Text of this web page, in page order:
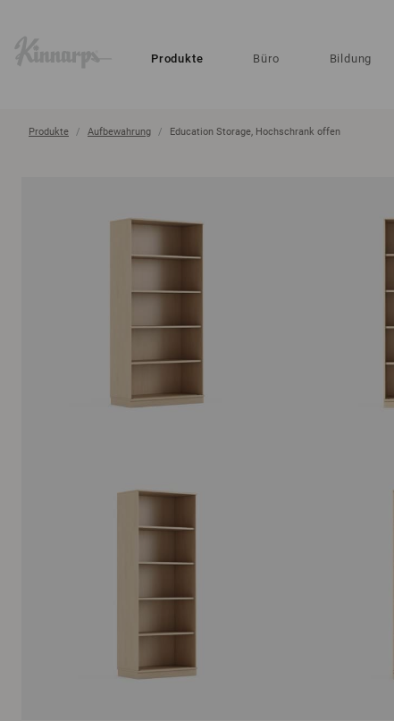
Produkte Büro Bildung
Produkte Aufbewahrung Education Storage, Hochschrank offen